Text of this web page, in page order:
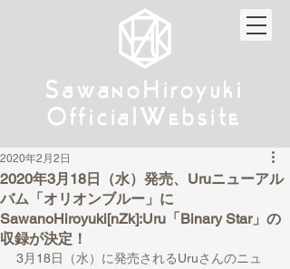
Sa wanoHiroyuki
Official W ebsite
Sa wanoHiroyuki
Official W ebsite
2020年3月18日（水）発売、Uruニューアル
バム「オリオンブルー」に
SawanoHiroyuki[nZk]:Uru「Binary Star」の
収録が決定！
2020年2月2日
3月18日（水）に発売されるUruさんのニュ